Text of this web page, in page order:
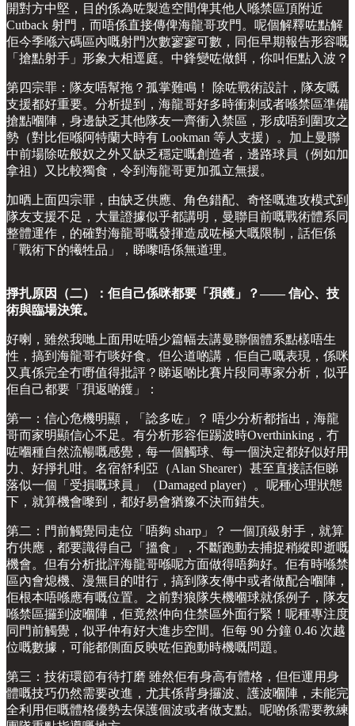
開對方中堅，目的係為咗製造空間俾其他人喺禁區頂附近
Cutback 射門，而唔係直接傳俾海龍哥攻門。呢個解釋咗點解
佢今季喺六碼區內嘅射門次數寥寥可數，同佢早期報告形容嘅
「搶點射手」形象大相逕庭。中鋒變咗做餌，你叫佢點入波？
第四宗罪：隊友唔幫拖？孤掌難鳴！ 除咗戰術設計，隊友嘅
支援都好重要。分析提到，海龍哥好多時衝刺或者喺禁區準備
搶點嗰陣，身邊缺乏其他隊友一齊衝入禁區，形成唔到圍攻之
勢（對比佢喺阿特蘭大時有 Lookman 等人支援）。加上曼聯
中前場除咗般奴之外又缺乏穩定嘅創造者，邊路球員（例如加
拿祖）又比較獨食，令到海龍哥更加孤立無援。
加晒上面四宗罪，由缺乏供應、角色錯配、奇怪嘅進攻模式到
隊友支援不足，大量證據似乎都講明，曼聯目前嘅戰術體系同
整體運作，的確對海龍哥嘅發揮造成咗極大嘅限制，話佢係
「戰術下的犧牲品」，睇嚟唔係無道理。
掙扎原因（二）：佢自己係咪都要「孭鑊」？—— 信心、技
術與臨場決策。
好喇，雖然我哋上面用咗唔少篇幅去講曼聯個體系點樣唔生
性，搞到海龍哥冇啖好食。但公道啲講，佢自己嘅表現，係咪
又真係完全冇嘢值得批評？睇返啲比賽片段同專家分析，似乎
佢自己都要「孭返啲鑊」：
第一：信心危機明顯，「諗多咗」？ 唔少分析都指出，海龍
哥而家明顯信心不足。有分析形容佢踢波時Overthinking，冇
咗嗰種自然流暢嘅感覺，每一個觸球、每一個決定都好似好用
力、好掙扎咁。名宿舒利亞（Alan Shearer）甚至直接話佢睇
落似一個「受損嘅球員」（Damaged player）。呢種心理狀態
下，就算機會嚟到，都好易會猶豫不決而錯失。
第二：門前觸覺同走位「唔夠 sharp」？ 一個頂級射手，就算
冇供應，都要識得自己「搵食」，不斷跑動去捕捉稍縱即逝嘅
機會。但有分析批評海龍哥喺呢方面做得唔夠好。佢有時喺禁
區內會熄機、漫無目的咁行，搞到隊友傳中或者做配合嗰陣，
佢根本唔喺應有嘅位置。之前對狼隊失機嗰球就係例子，隊友
喺禁區攞到波嗰陣，佢竟然仲向住禁區外面行緊！呢種專注度
同門前觸覺，似乎仲有好大進步空間。佢每 90 分鐘 0.46 次越
位嘅數據，可能都側面反映咗佢跑動時機嘅問題。
第三：技術環節有待打磨 雖然佢有身高有體格，但佢運用身
體嘅技巧仍然需要改進，尤其係背身攞波、護波嗰陣，未能完
全利用佢嘅體格優勢去保護個波或者做支點。呢啲係需要教練